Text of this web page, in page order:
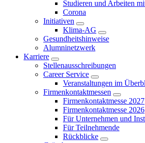
Studieren und Arbeiten
Corona
Initiativen
Klima-AG
Gesundheitshinweise
Alumninetzwerk
Karriere
Stellenausschreibungen
Career Service
Veranstaltungen im
Firmenkontaktmessen
Firmenkontaktmesse 2027
Firmenkontaktmesse 2026
Für Unternehmen und
Für Teilnehmende
Rückblicke